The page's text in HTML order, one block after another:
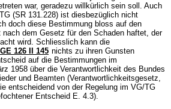
war, geradezu willkürlich sein soll. Auch
(SR 131.228) ist diesbezüglich nicht
doch diese Bestimmung bloss auf den
nach dem Gesetz für den Schaden haftet, der
wird. Schliesslich kann die
126 II 145 nichts zu ihren Gunsten
auf die Bestimmungen im
1958 über die Verantwortlichkeit des Bundes
und Beamten (Verantwortlichkeitsgesetz,
entscheidend von der Regelung im VG/TG
Entscheid E. 4.3).